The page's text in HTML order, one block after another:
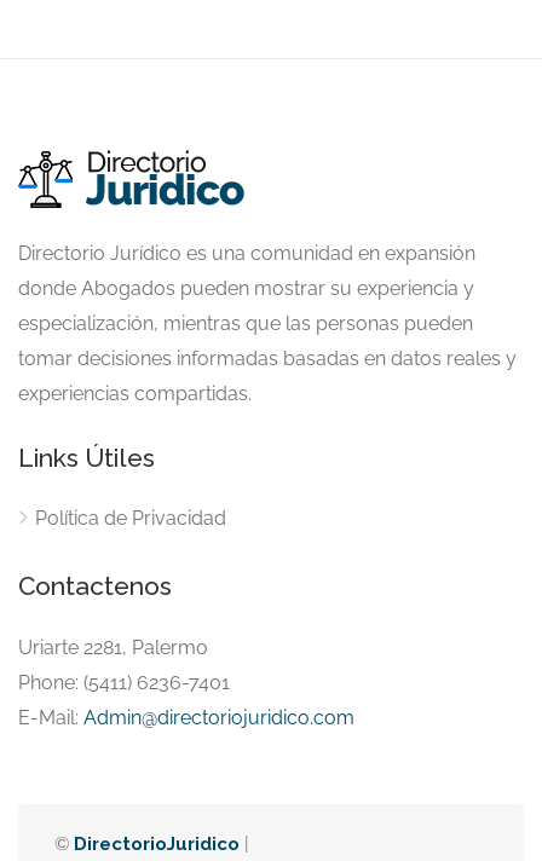
Directorio Jurídico es una comunidad en expansión
donde Abogados pueden mostrar su experiencia y
especialización, mientras que las personas pueden
tomar decisiones informadas basadas en datos reales y
experiencias compartidas.
Links Útiles
Política de Privacidad
Contactenos
Uriarte 2281, Palermo
Phone: (5411) 6236-7401
E-Mail: Admin@directoriojuridico.com
© DirectorioJuridico